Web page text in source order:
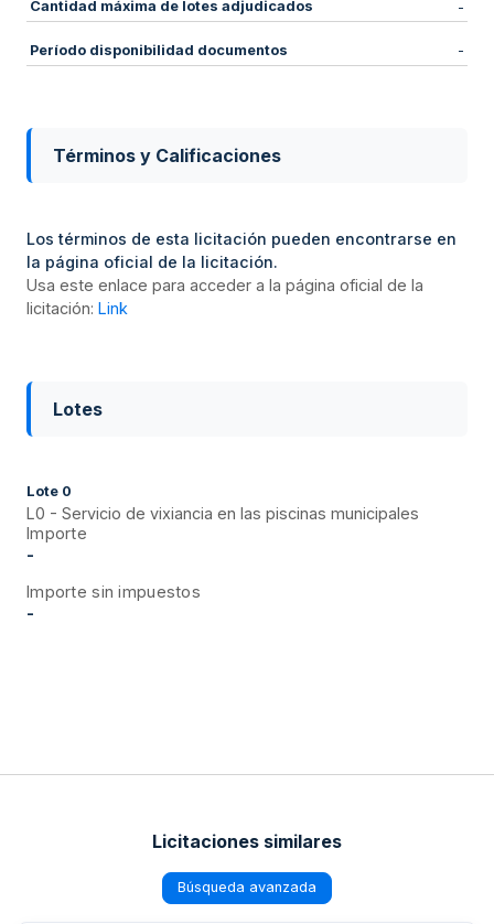
Cantidad máxima de lotes adjudicados -
Período disponibilidad documentos -
Términos y Calificaciones
Los términos de esta licitación pueden encontrarse en
la página oficial de la licitación.
Usa este enlace para acceder a la página oficial de la
licitación: Link
Lotes
Lote 0
L0 - Servicio de vixiancia en las piscinas municipales
Importe
-
Importe sin impuestos
-
Licitaciones similares
Búsqueda avanzada